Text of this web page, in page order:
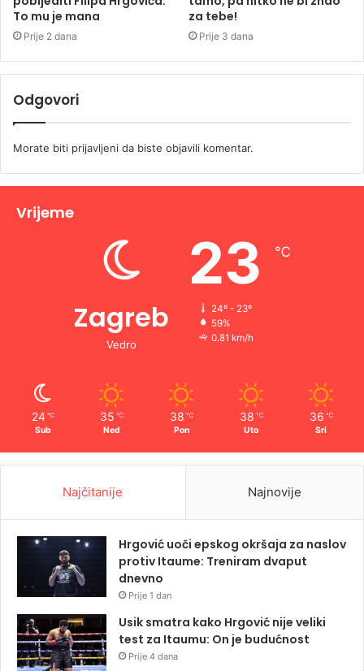
To mu je mana
Prije 2 dana
za tebe!
Prije 3 dana
Odgovori
Morate biti prijavljeni da biste objavili komentar.
Vrijeme
Zagreb
Vedro
23 ℃
24º - 23º
59%
0.81 km/h
24 ℃
Sub
35 ℃
Ned
38 ℃
Pon
38 ℃
Uto
36 ℃
Sri
Najčitanije Najnovije
Hrgović uoči epskog okršaja za naslov
protiv Itaume: Treniram dvaput
dnevno
Prije 1 dan
Usik smatra kako Hrgović nije veliki
test za Itaumu: On je budućnost
Prije 4 dana